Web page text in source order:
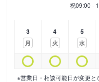
祝09:00 -
3
月
4
火
5
水
※営業日・相談可能日が変更